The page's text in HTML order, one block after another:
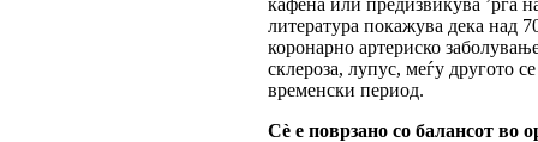
литература покажува дека над
коронарно артериско
склероза, лупус, меѓу другото
временски период.
Сè е поврзано со балансот во